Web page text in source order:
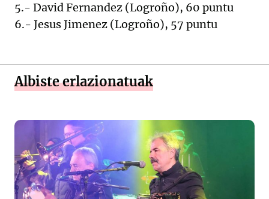
5.- David Fernandez (Logroño), 60 puntu
6.- Jesus Jimenez (Logroño), 57 puntu
Albiste erlazionatuak